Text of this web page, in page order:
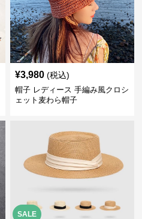
¥3,980 (税込)
帽子 レディース 手編み風クロシ
ェット麦わら帽子
SALE